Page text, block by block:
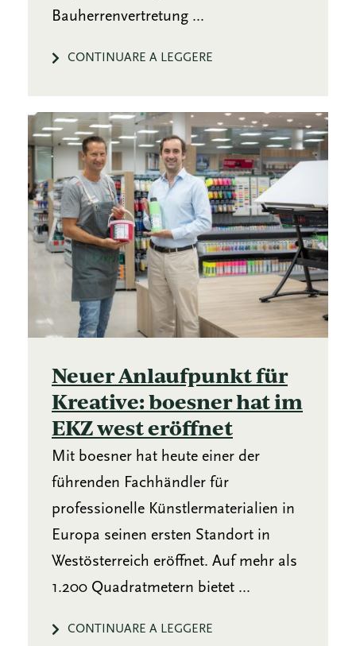
Bauherrenvertretung ...
CONTINUARE A LEGGERE
Neuer Anlaufpunkt für
Kreative: boesner hat im
EKZ west eröffnet
Mit boesner hat heute einer der
führenden Fachhändler für
professionelle Künstlermaterialien in
Europa seinen ersten Standort in
Westösterreich eröffnet. Auf mehr als
1.200 Quadratmetern bietet ...
CONTINUARE A LEGGERE